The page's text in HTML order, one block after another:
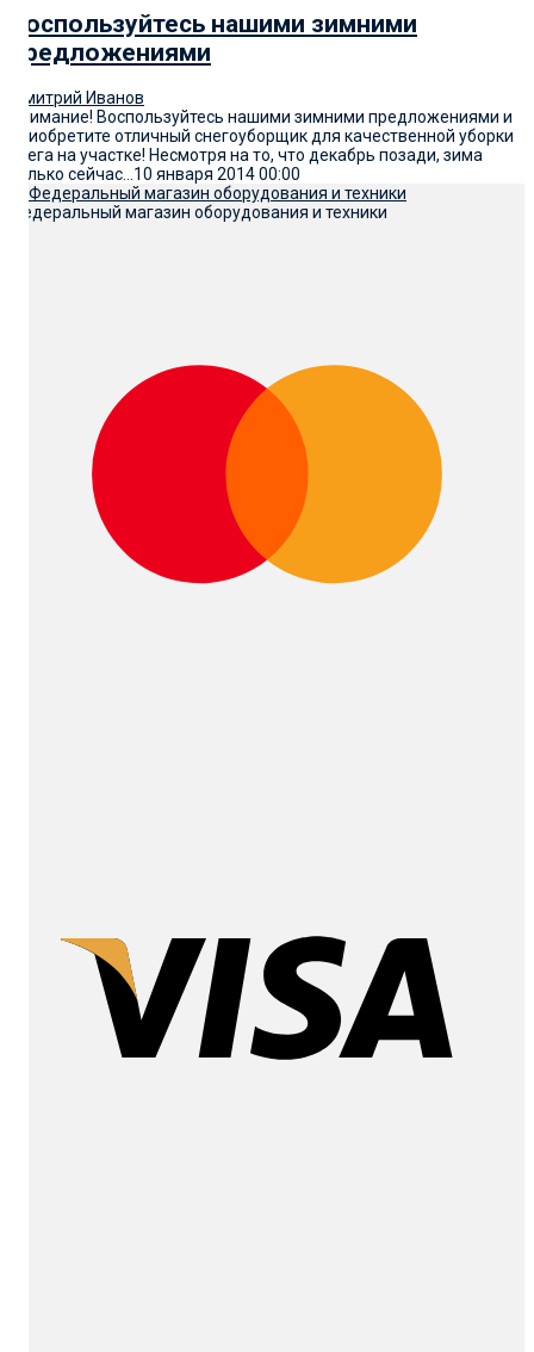
Воспользуйтесь нашими зимними
предложениями
Дмитрий Иванов
Внимание! Воспользуйтесь нашими зимними предложениями и
приобретите отличный снегоуборщик для качественной уборки
снега на участке! Несмотря на то, что декабрь позади, зима
только сейчас... 10 января 201400:00
Федеральный магазин оборудования и техники